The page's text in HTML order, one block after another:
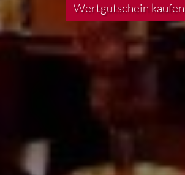
Wertgutschein kaufen